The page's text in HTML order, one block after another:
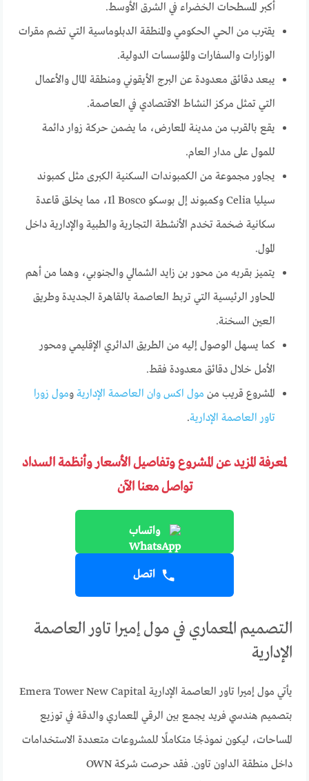
أكبر المسطحات الخضراء في الشرق الأوسط.
يقترب من الحي الحكومي والمنطقة الدبلوماسية التي تضم مقرات
الوزارات والسفارات والمؤسسات الدولية.
يبعد دقائق معدودة عن البرج الأيقوني ومنطقة المال والأعمال
التي تمثل مركز النشاط الاقتصادي في العاصمة.
يقع بالقرب من مدينة المعارض، ما يضمن حركة زوار دائمة
للمول على مدار العام.
يجاور مجموعة من الكمبوندات السكنية الكبرى مثل كمبوند
سيليا Celia وكمبوند إل بوسكو Il Bosco، مما يخلق قاعدة
سكانية ضخمة تخدم الأنشطة التجارية والطبية والإدارية داخل
المول.
يتميز بقربه من محور بن زايد الشمالي والجنوبي، وهما من أهم
المحاور الرئيسية التي تربط العاصمة بالقاهرة الجديدة وطريق
العين السخنة.
كما يسهل الوصول إليه من الطريق الدائري الإقليمي ومحور
الأمل خلال دقائق معدودة فقط.
المشروع قريب من مول اكس وان العاصمة الإدارية ومول زورا
تاور العاصمة الإدارية.
لمعرفة المزيد عن المشروع وتفاصيل الأسعار وأنظمة السداد
تواصل معنا الآن
واتساب
اتصل
التصميم المعماري في مول إميرا تاور العاصمة
الإدارية
يأتي مول إميرا تاور العاصمة الإدارية Emera Tower New Capital
بتصميم هندسي فريد يجمع بين الرقي المعماري والدقة في توزيع
المساحات، ليكون نموذجًا متكاملًا للمشروعات متعددة الاستخدامات
داخل منطقة الداون تاون. فقد حرصت شركة OWN